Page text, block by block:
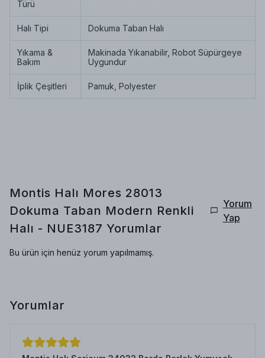
Türü
Halı Tipi Dokuma Taban Halı
Yıkama &
Bakım
Makinada Yıkanabilir, Robot Süpürgeye
Uygundur
İplik Çeşitleri Pamuk, Polyester
Montis Halı Mores 28013
Dokuma Taban Modern Renkli
Halı - NUE3187 Yorumlar
Yorum
Yap
Bu ürün için henüz yorum yapılmamış.
Yorumlar